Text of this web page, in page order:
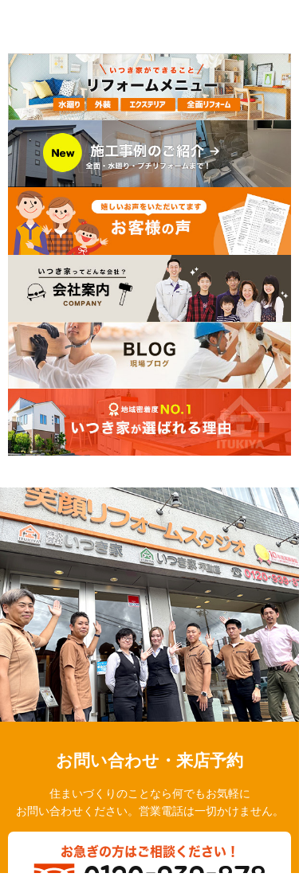
お問い合わせ・来店予約
住まいづくりのことなら何でもお気軽に
お問い合わせください。営業電話は一切かけません。
お急ぎの方はご相談ください！